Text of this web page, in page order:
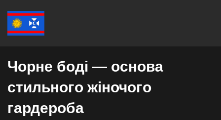
СУСПІЛЬСТВО
Чорне боді — основа
стильного жіночого
гардероба